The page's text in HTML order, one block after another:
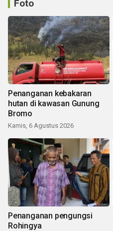
Foto
Penanganan kebakaran
hutan di kawasan Gunung
Bromo
Kamis, 6 Agustus 2026
Penanganan pengungsi
Rohingya